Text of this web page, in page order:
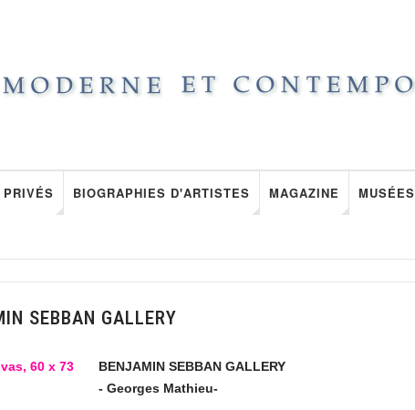
BIOGRAPHIES D'ARTISTES MAGAZINE MUSÉES
SEBBAN GALLERY
BENJAMIN SEBBAN GALLERY
- Georges Mathieu-